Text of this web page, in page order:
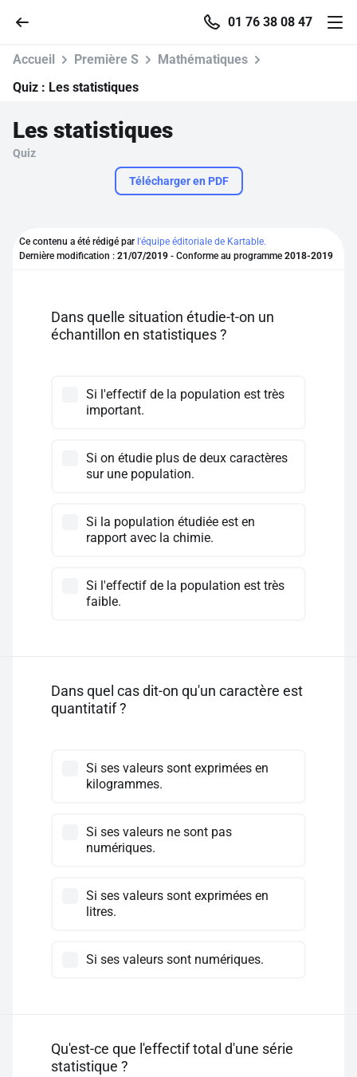
01 76 38 08 47
Accueil
Se connecter
S'inscrire gratuitement
Pour profiter de 10 contenus offerts.
Accueil Première S
Mathématiques
Quiz : Les statistiques
Les statistiques
Quiz
Télécharger en PDF
Ce contenu a été rédigé par l'équipe éditoriale de Kartable.
Dernière modification : 21/07/2019 - Conforme au programme 2018-2019
Dans quelle situation étudie-t-on un
échantillon en statistiques ?
Si l'effectif de la population est très
important.
Si on étudie plus de deux caractères
sur une population.
Si la population étudiée est en
rapport avec la chimie.
Si l'effectif de la population est très
faible.
Dans quel cas dit-on qu'un caractère est
quantitatif ?
Si ses valeurs sont exprimées en
kilogrammes.
Si ses valeurs ne sont pas
numériques.
Si ses valeurs sont exprimées en
litres.
Si ses valeurs sont numériques.
Qu'est-ce que l'effectif total d'une série
statistique ?